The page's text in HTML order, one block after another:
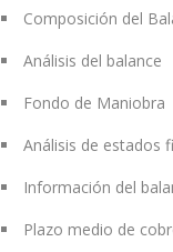
Composición del
Análisis del balance
Fondo de Maniobra
Análisis de estados
Información del
Plazo medio de